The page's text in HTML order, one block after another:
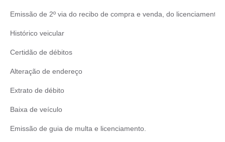
Emissão de 2º via do recibo de compra e venda, do licenciamento.
Histórico veicular
Certidão de débitos
Alteração de endereço
Extrato de débito
Baixa de veículo
Emissão de guia de multa e licenciamento.